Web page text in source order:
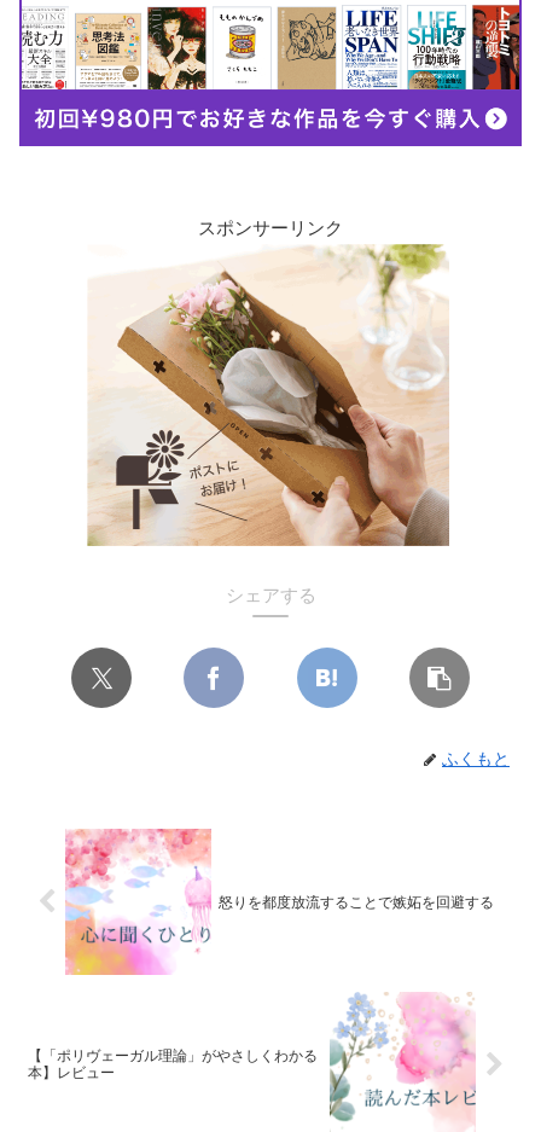
スポンサーリンク
シェアする
ふくもと
怒りを都度放流することで嫉妬を回避する
【「ポリヴェーガル理論」がやさしくわかる
本】レビュー